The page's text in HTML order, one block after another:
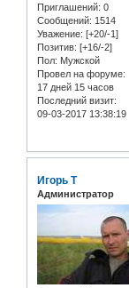
Приглашений: 0
Сообщений: 1514
Уважение: [+20/-1]
Позитив: [+16/-2]
Пол: Мужской
Провел на форуме:
17 дней 15 часов
Последний визит:
09-03-2017 13:38:19
Игорь Т
Администратор